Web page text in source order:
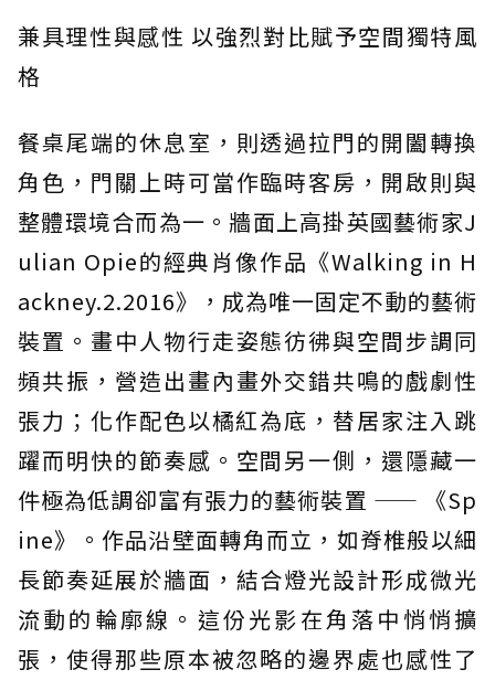
兼具理性與感性 以強烈對比賦予空間獨特風
格
餐桌尾端的休息室，則透過拉門的開闔轉換
角色，門關上時可當作臨時客房，開啟則與
整體環境合而為一。牆面上高掛英國藝術家J
ulian Opie的經典肖像作品《Walking in H
ackney.2.2016》，成為唯一固定不動的藝術
裝置。畫中人物行走姿態彷彿與空間步調同
頻共振，營造出畫內畫外交錯共鳴的戲劇性
張力；化作配色以橘紅為底，替居家注入跳
躍而明快的節奏感。空間另一側，還隱藏一
件極為低調卻富有張力的藝術裝置 —— 《Sp
ine》。作品沿壁面轉角而立，如脊椎般以細
長節奏延展於牆面，結合燈光設計形成微光
流動的輪廓線。這份光影在角落中悄悄擴
張，使得那些原本被忽略的邊界處也感性了